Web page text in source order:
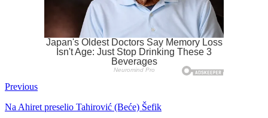
Previous
Na Ahiret preselio Tahirović (Beće) Šefik